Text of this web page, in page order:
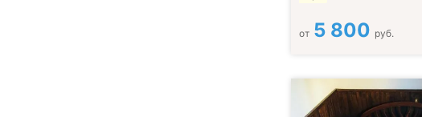
от 5 800 руб.